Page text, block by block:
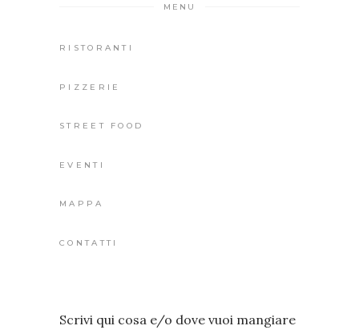
MENU
RISTORANTI
PIZZERIE
STREET FOOD
EVENTI
MAPPA
CONTATTI
Scrivi qui cosa e/o dove vuoi mangiare